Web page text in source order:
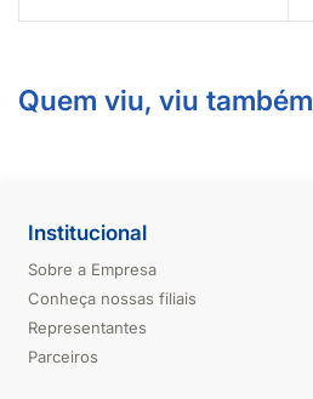
Quem viu, viu também
Institucional
Sobre a Empresa
Conheça nossas filiais
Representantes
Parceiros